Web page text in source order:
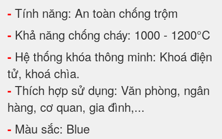
- Tính năng: An toàn chống trộm
- Khả năng chống cháy: 1000 - 1200°C
- Hệ thống khóa thông minh: Khoá điện
tử, khoá chìa.
- Thích hợp sử dụng: Văn phòng, ngân
hàng, cơ quan, gia đình,...
- Màu sắc: Blue